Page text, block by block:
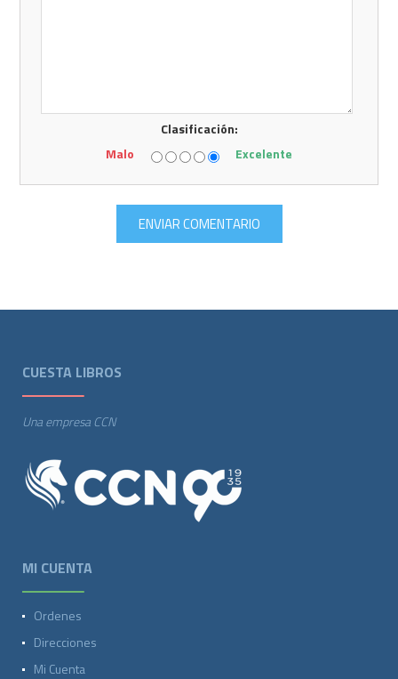
Clasificación:
Malo
Excelente
CUESTA LIBROS
Una empresa CCN
MI CUENTA
Ordenes
Direcciones
Mi Cuenta